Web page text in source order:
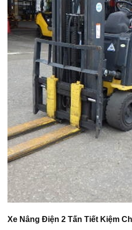
Xe Nâng Điện 2 Tấn Tiết Kiệm